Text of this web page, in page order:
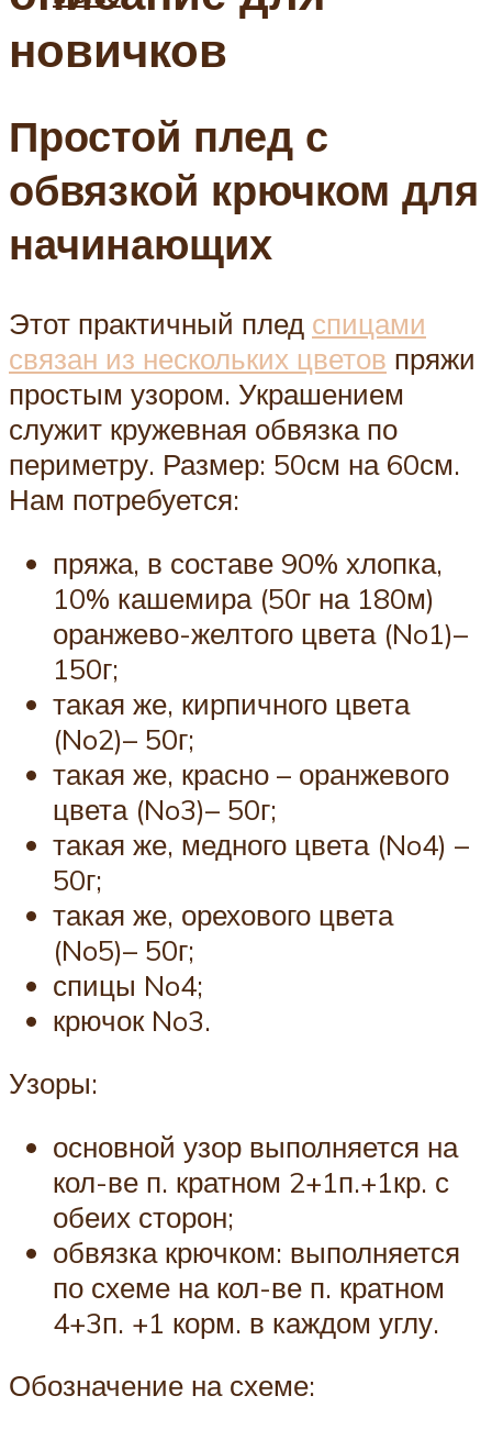
новичков
Простой плед с
обвязкой крючком для
начинающих
Этот практичный плед спицами
связан из нескольких цветов пряжи
простым узором. Украшением
служит кружевная обвязка по
периметру. Размер: 50см на 60см.
Нам потребуется:
пряжа, в составе 90% хлопка,
10% кашемира (50г на 180м)
оранжево-желтого цвета (No1)–
150г;
такая же, кирпичного цвета
(No2)– 50г;
такая же, красно – оранжевого
цвета (No3)– 50г;
такая же, медного цвета (No4) –
50г;
такая же, орехового цвета
(No5)– 50г;
спицы No4;
крючок No3.
Узоры:
основной узор выполняется на
кол-ве п. кратном 2+1п.+1кр. с
обеих сторон;
обвязка крючком: выполняется
по схеме на кол-ве п. кратном
4+3п. +1 корм. в каждом углу.
Обозначение на схеме: